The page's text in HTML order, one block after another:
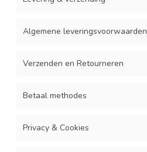
Algemene leveringsvoorwaarden
Verzenden en Retourneren
Betaal methodes
Privacy & Cookies